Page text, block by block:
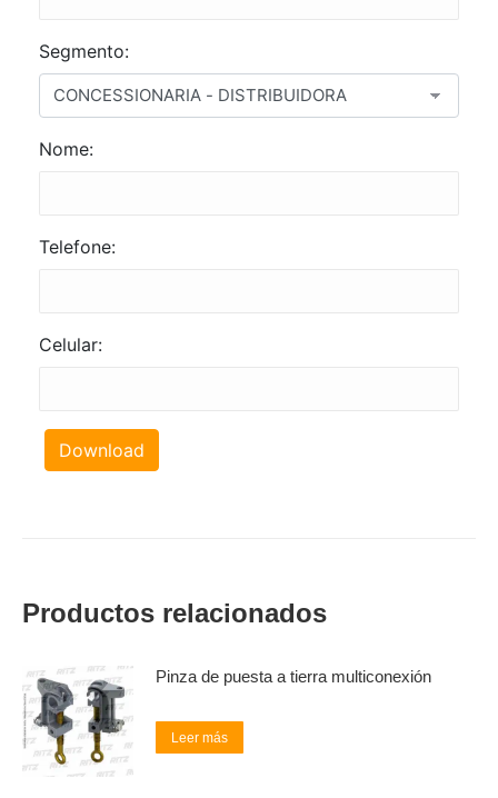
Segmento:
Nome:
Telefone:
Celular:
Download
Productos relacionados
Pinza de puesta a tierra multiconexión
Leer más